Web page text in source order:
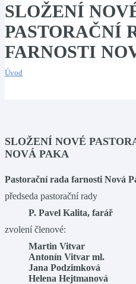
SLOŽENÍ
PASTORAČNÍ
FARNOSTI
Úvod
SLOŽENÍ NOVÉ
NOVÁ PAKA
Pastorační rada farnosti Nová
předseda pastorační rady
P. Pavel Kalita, farář
zvolení členové:
Martin Vitvar
Antonín Vitvar ml.
Jana Podzimková
Helena Hejtmanová